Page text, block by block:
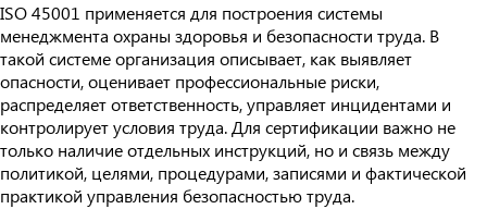
ISO 45001 применяется для построения системы
менеджмента охраны здоровья и безопасности труда. В
такой системе организация описывает, как выявляет
опасности, оценивает профессиональные риски,
распределяет ответственность, управляет инцидентами и
контролирует условия труда. Для сертификации важно не
только наличие отдельных инструкций, но и связь между
политикой, целями, процедурами, записями и фактической
практикой управления безопасностью труда.